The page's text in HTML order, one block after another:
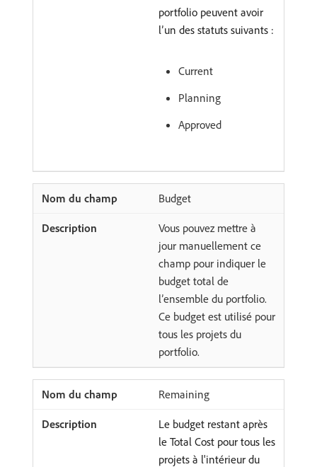
portfolio peuvent avoir
l’un des statuts suivants :
Current
Planning
Approved
Budget
Vous pouvez mettre à
jour manuellement ce
champ pour indiquer le
budget total de
l’ensemble du portfolio.
Ce budget est utilisé pour
tous les projets du
portfolio.
Remaining
Le budget restant après
le Total Cost pour tous les
projets à l'intérieur du